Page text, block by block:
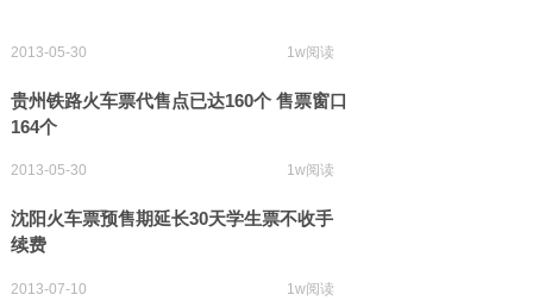
2013-05-30 1w阅读
贵州铁路火车票代售点已达160个 售票窗口
164个
2013-05-30 1w阅读
沈阳火车票预售期延长30天学生票不收手
续费
2013-07-10 1w阅读